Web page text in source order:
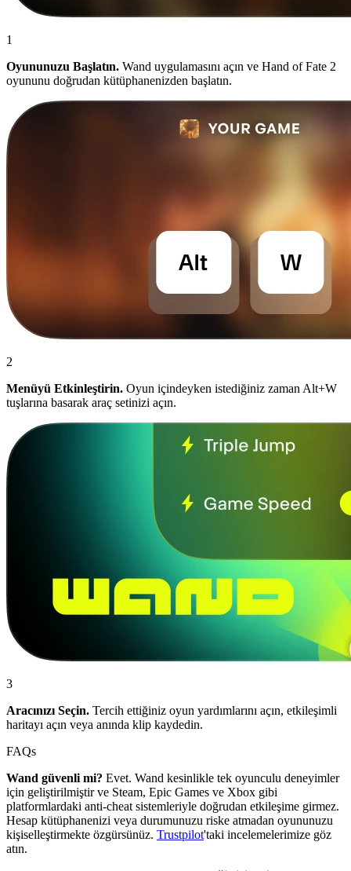
1
Oyununuzu Başlatın. Wand uygulamasını açın ve Hand of Fate 2
oyununu doğrudan kütüphanenizden başlatın.
2
Menüyü Etkinleştirin. Oyun içindeyken istediğiniz zaman Alt+W
tuşlarına basarak araç setinizi açın.
3
Aracınızı Seçin. Tercih ettiğiniz oyun yardımlarını açın, etkileşimli
haritayı açın veya anında klip kaydedin.
FAQs
Wand güvenli mi? Evet. Wand kesinlikle tek oyunculu deneyimler
için geliştirilmiştir ve Steam, Epic Games ve Xbox gibi
platformlardaki anti-cheat sistemleriyle doğrudan etkileşime girmez.
Hesap kütüphanenizi veya durumunuzu riske atmadan oyununuzu
kişiselleştirmekte özgürsünüz. Trustpilot'taki incelemelerimize göz
atın.